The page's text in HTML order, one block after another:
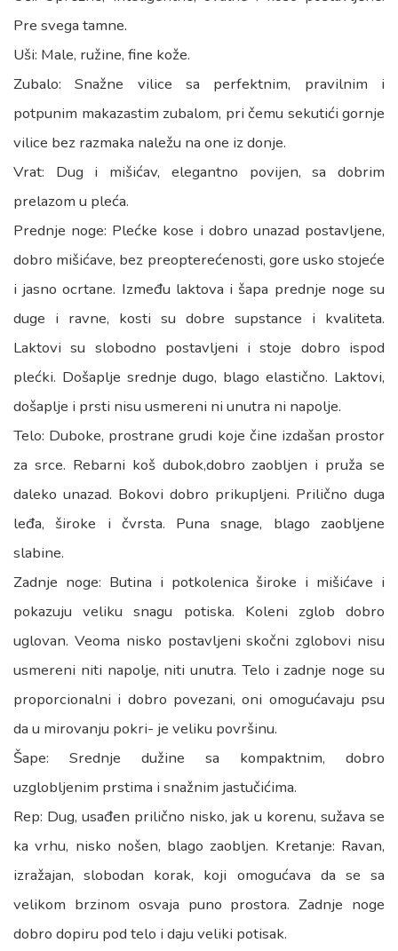
Pre svega tamne.
Uši: Male, ružine, fine kože.
Zubalo: Snažne vilice sa perfektnim, pravilnim i
potpunim makazastim zubalom, pri čemu sekutići gornje
vilice bez razmaka naležu na one iz donje.
Vrat: Dug i mišićav, elegantno povijen, sa dobrim
prelazom u pleća.
Prednje noge: Plećke kose i dobro unazad postavljene,
dobro mišićave, bez preopterećenosti, gore usko stojeće
i jasno ocrtane. Između laktova i šapa prednje noge su
duge i ravne, kosti su dobre supstance i kvaliteta.
Laktovi su slobodno postavljeni i stoje dobro ispod
plećki. Došaplje srednje dugo, blago elastično. Laktovi,
došaplje i prsti nisu usmereni ni unutra ni napolje.
Telo: Duboke, prostrane grudi koje čine izdašan prostor
za srce. Rebarni koš dubok,dobro zaobljen i pruža se
daleko unazad. Bokovi dobro prikupljeni. Prilično duga
leđa, široke i čvrsta. Puna snage, blago zaobljene
slabine.
Zadnje noge: Butina i potkolenica široke i mišićave i
pokazuju veliku snagu potiska. Koleni zglob dobro
uglovan. Veoma nisko postavljeni skočni zglobovi nisu
usmereni niti napolje, niti unutra. Telo i zadnje noge su
proporcionalni i dobro povezani, oni omogućavaju psu
da u mirovanju pokri- je veliku površinu.
Šape: Srednje dužine sa kompaktnim, dobro
uzglobljenim prstima i snažnim jastučićima.
Rep: Dug, usađen prilično nisko, jak u korenu, sužava se
ka vrhu, nisko nošen, blago zaobljen. Kretanje: Ravan,
izražajan, slobodan korak, koji omogućava da se sa
velikom brzinom osvaja puno prostora. Zadnje noge
dobro dopiru pod telo i daju veliki potisak.